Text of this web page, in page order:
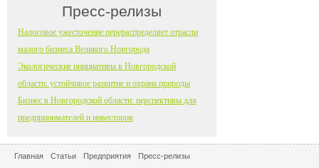
Пресс-релизы
Налоговое ужесточение перераспределяет отрасли
малого бизнеса Великого Новгорода
Экологические инициативы в Новгородской
области: устойчивое развитие и охрана природы
Бизнес в Новгородской области: перспективы для
предпринимателей и инвесторов
Главная Статьи Предприятия Пресс-релизы